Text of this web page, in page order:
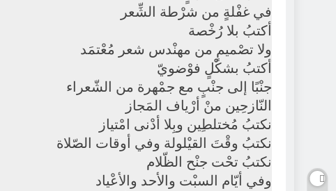
في غفْلةٍ من شرْطة الشِّعر
أكتبُ بلا رُخْصة
ولا تصْميمٍ من مهنْدس شعر مُعْتمَد
أكتبُ بشكْلٍ فوْضويّ
جنْبًا إلى جنْبٍ مع جمْهرة من الشّعراء
النّازحِين منْ أرْياف المَجاز
نكتبُ مُختلطِين وبِلا أدْنى امْتياز
نكتبُ وقْتَ القيْلولة وفي أوقات الصّلاة
نكتبُ تحْت جنْح الظّلام
وفي أيّام السبْت والأحد والأعْياد